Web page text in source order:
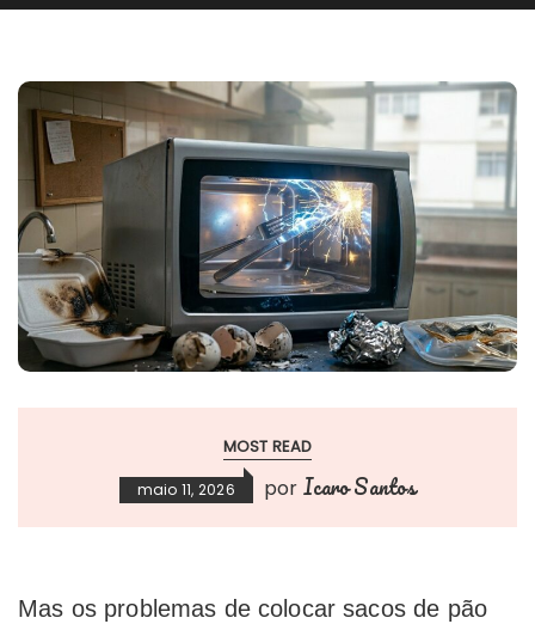
MOST READ
maio 11, 2026 por Icaro Santos
Mas os problemas de colocar sacos de pão